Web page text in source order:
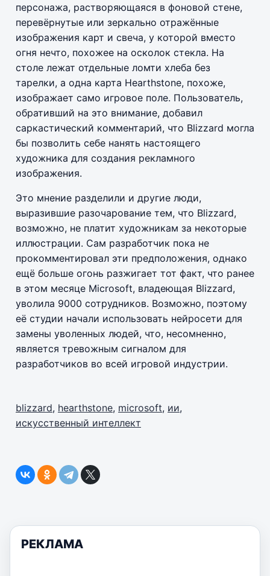
персонажа, растворяющаяся в фоновой стене,
перевёрнутые или зеркально отражённые
изображения карт и свеча, у которой вместо
огня нечто, похожее на осколок стекла. На
столе лежат отдельные ломти хлеба без
тарелки, а одна карта Hearthstone, похоже,
изображает само игровое поле. Пользователь,
обративший на это внимание, добавил
саркастический комментарий, что Blizzard могла
бы позволить себе нанять настоящего
художника для создания рекламного
изображения.
Это мнение разделили и другие люди,
выразившие разочарование тем, что Blizzard,
возможно, не платит художникам за некоторые
иллюстрации. Сам разработчик пока не
прокомментировал эти предположения, однако
ещё больше огонь разжигает тот факт, что ранее
в этом месяце Microsoft, владеющая Blizzard,
уволила 9000 сотрудников. Возможно, поэтому
её студии начали использовать нейросети для
замены уволенных людей, что, несомненно,
является тревожным сигналом для
разработчиков во всей игровой индустрии.
blizzard, hearthstone, microsoft, ии,
искусственный интеллект
РЕКЛАМА